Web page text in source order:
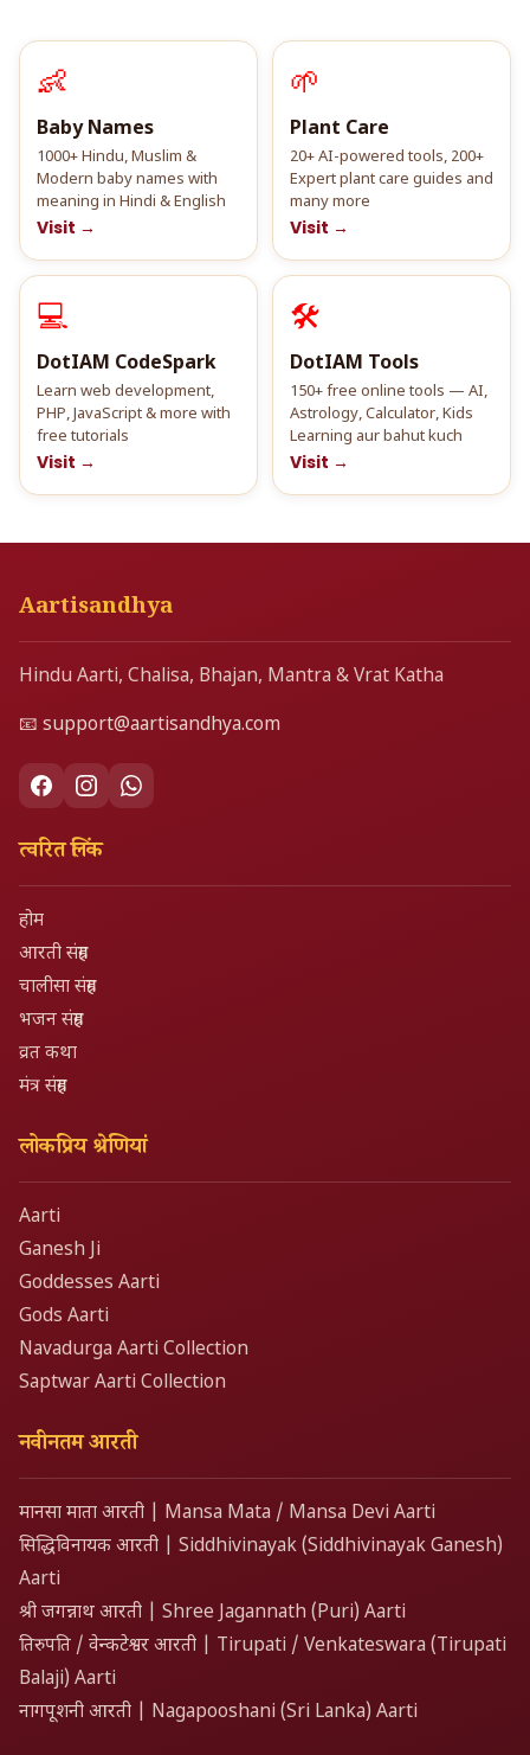
👶
Baby Names
1000+ Hindu, Muslim &
Modern baby names with
meaning in Hindi & English
Visit →
🌱
Plant Care
20+ AI-powered tools, 200+
Expert plant care guides and
many more
Visit →
💻
DotIAM CodeSpark
Learn web development,
PHP, JavaScript & more with
free tutorials
Visit →
🛠️
DotIAM Tools
150+ free online tools — AI,
Astrology, Calculator, Kids
Learning aur bahut kuch
Visit →
Aartisandhya
Hindu Aarti, Chalisa, Bhajan, Mantra & Vrat Katha
📧 support@aartisandhya.com
त्वरित लिंक
होम
आरती संग्रह
चालीसा संग्रह
भजन संग्रह
व्रत कथा
मंत्र संग्रह
लोकप्रिय श्रेणियां
Aarti
Ganesh Ji
Goddesses Aarti
Gods Aarti
Navadurga Aarti Collection
Saptwar Aarti Collection
नवीनतम आरती
मानसा माता आरती | Mansa Mata / Mansa Devi Aarti
सिद्धिविनायक आरती | Siddhivinayak (Siddhivinayak Ganesh)
Aarti
श्री जगन्नाथ आरती | Shree Jagannath (Puri) Aarti
तिरुपति / वेन्कटेश्वर आरती | Tirupati / Venkateswara (Tirupati
Balaji) Aarti
नागपूशनी आरती | Nagapooshani (Sri Lanka) Aarti